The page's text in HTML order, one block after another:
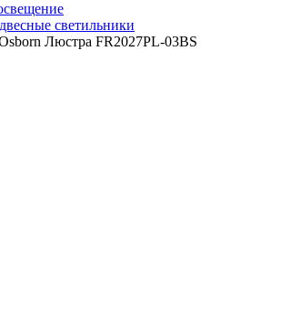
светильники
Люстра FR2027PL-03BS